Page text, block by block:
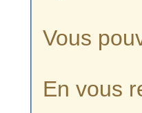
Vous
En vous